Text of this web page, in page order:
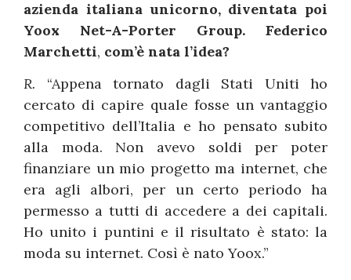
azienda italiana unicorno, diventata poi
Yoox Net-A-Porter Group. Federico
Marchetti, com’è nata l’idea?
R. “Appena tornato dagli Stati Uniti ho
cercato di capire quale fosse un vantaggio
competitivo dell’Italia e ho pensato subito
alla moda. Non avevo soldi per poter
finanziare un mio progetto ma internet, che
era agli albori, per un certo periodo ha
permesso a tutti di accedere a dei capitali.
Ho unito i puntini e il risultato è stato: la
moda su internet. Così è nato Yoox.”